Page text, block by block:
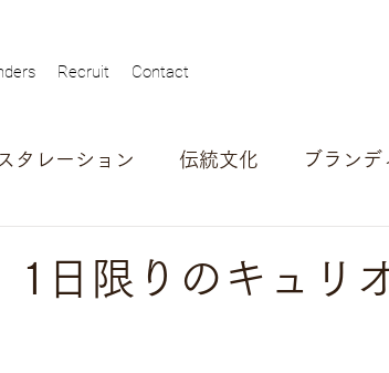
Recruit Contact
タレーション 伝統文化 ブランデ
1日限りのキュリ